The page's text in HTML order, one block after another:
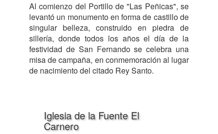
Al comienzo del Portillo de "Las Peñicas", se
levantó un monumento en forma de castillo de
singular belleza, construido en piedra de
sillería, donde todos los años el día de la
festividad de San Fernando se celebra una
misa de campaña, en conmemoración al lugar
de nacimiento del citado Rey Santo.
Iglesia de la Fuente El
Carnero